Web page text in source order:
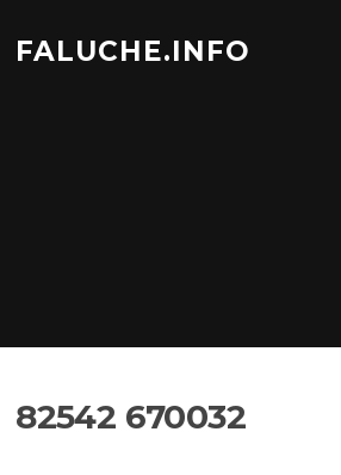
contenu
FALUCHE.INFO
82542 670032